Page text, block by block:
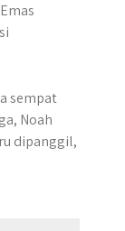
sempat
Noah
dipanggil,